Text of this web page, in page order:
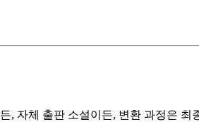
자체 출판 소설이든, 변환 과정은 최